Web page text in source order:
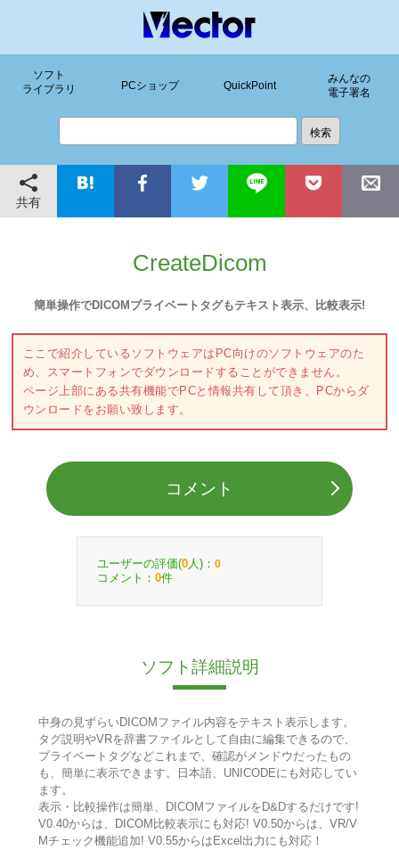
ソフト
ライブラリ
PCショップ QuickPoint
みんなの
電子署名
共有
CreateDicom
簡単操作でDICOMプライベートタグもテキスト表示、比較表示!
ここで紹介しているソフトウェアはPC向けのソフトウェアのた
め、スマートフォンでダウンロードすることができません。
ページ上部にある共有機能でPCと情報共有して頂き、PCからダ
ウンロードをお願い致します。
コメント
ユーザーの評価(0 人)： 0
コメント： 0件
ソフト詳細説明
中身の見ずらいDICOMファイル内容をテキスト表示します。
タグ説明やVRを辞書ファイルとして自由に編集できるので、
プライベートタグなどこれまで、確認がメンドウだったもの
も、簡単に表示できます。日本語、UNICODEにも対応してい
ます。
表示・比較操作は簡単、DICOMファイルをD&Dするだけです!
V0.40からは、DICOM比較表示にも対応! V0.50からは、VR/V
Mチェック機能追加! V0.55からはExcel出力にも対応！